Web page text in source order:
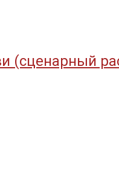
(сценарный